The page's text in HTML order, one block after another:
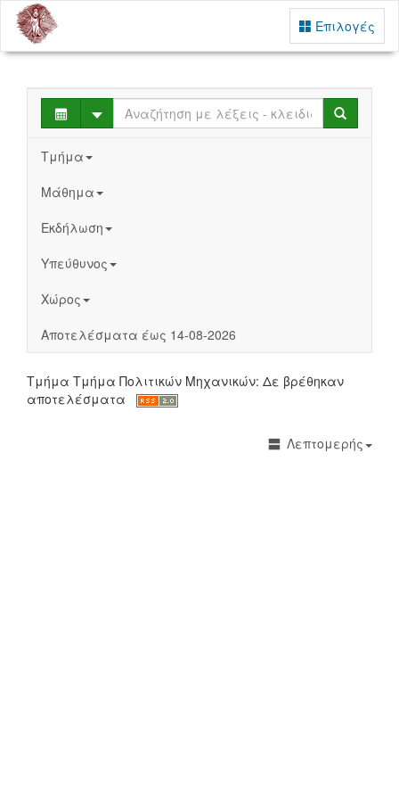
Επιλογές
Select Search
Τμήμα
Μάθημα
Εκδήλωση
Υπεύθυνος
Χώρος
Αποτελέσματα έως 14-08-2026
Τμήμα Τμήμα Πολιτικών Mηχανικών: Δε βρέθηκαν
αποτελέσματα
Λεπτομερής